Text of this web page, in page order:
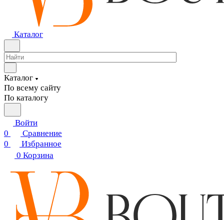
Каталог
Каталог
По всему сайту
По каталогу
Войти
0
Сравнение
0
Избранное
0 Корзина